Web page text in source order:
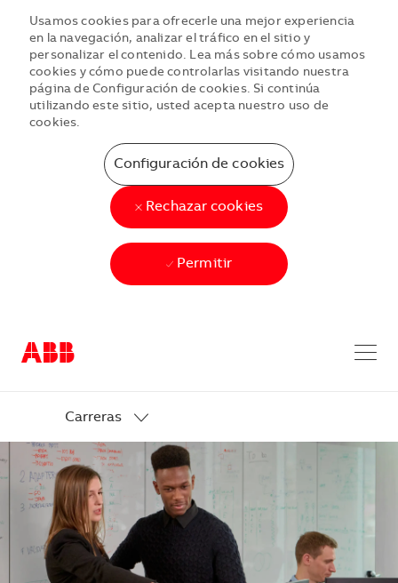
Carreras
Usamos cookies para ofrecerle una mejor experiencia
en la navegación, analizar el tráfico en el sitio y
personalizar el contenido. Lea más sobre cómo usamos
cookies y cómo puede controlarlas visitando nuestra
página de Configuración de cookies. Si continúa
utilizando este sitio, usted acepta nuestro uso de
cookies.
Configuración de cookies
Rechazar cookies
Permitir